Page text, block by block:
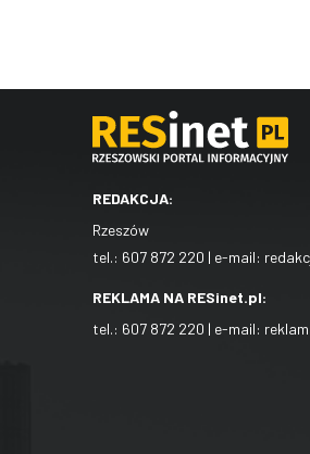
REDAKCJA:
Rzeszów
tel.: 607 872 220 | e-mail:
REKLAMA NA RESinet.pl:
tel.: 607 872 220 | e-mail: